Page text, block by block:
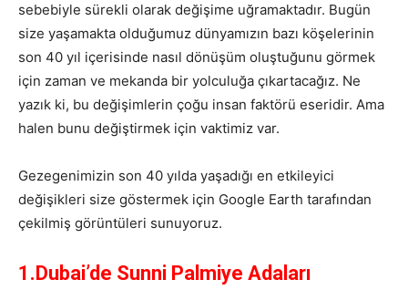
sebebiyle sürekli olarak değişime uğramaktadır. Bugün
size yaşamakta olduğumuz dünyamızın bazı köşelerinin
son 40 yıl içerisinde nasıl dönüşüm oluştuğunu görmek
için zaman ve mekanda bir yolculuğa çıkartacağız. Ne
yazık ki, bu değişimlerin çoğu insan faktörü eseridir. Ama
halen bunu değiştirmek için vaktimiz var.
Gezegenimizin son 40 yılda yaşadığı en etkileyici
değişikleri size göstermek için Google Earth tarafından
çekilmiş görüntüleri sunuyoruz.
1.Dubai’de Sunni Palmiye Adaları